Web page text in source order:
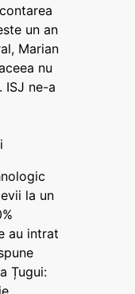
un an
Marian
nu
ISJ ne-a
la un
au intrat
Țugui: